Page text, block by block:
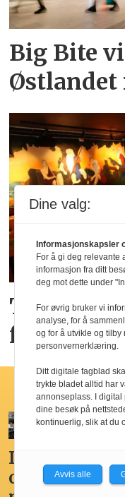
Big Bite
Østlandet
Tror de
får en ny
Ikke
overdådig,du
Dine valg:
Informasjonskapsler
For å gi deg relevante
informasjon fra ditt
deg mot dette under
For øvrig bruker vi
analyse, for å
og for å utvikle og
personvernerklæring.
Ditt digitale fagblad
trykte bladet alltid har
annonseplass. I
dine besøk på
kontinuerlig, slik at du
Avvis alle